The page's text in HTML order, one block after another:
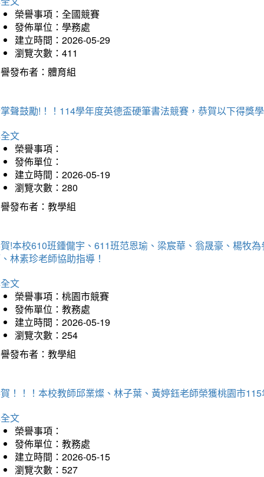
榮譽事項：全國競賽
發佈單位：學務處
建立時間：2026-05-29
瀏覽次數：411
發布者：體育組
聲鼓勵!！！114學年度英德盃硬筆書法競賽，恭賀以下得獎
文
榮譽事項：
發佈單位：
建立時間：2026-05-19
瀏覽次數：280
發布者：教學組
!本校610班鍾儱宇、611班范恩瑜、梁宸華、翁晟豪、楊牧
林素珍老師協助指導！
文
榮譽事項：桃園市競賽
發佈單位：教務處
建立時間：2026-05-19
瀏覽次數：254
發布者：教學組
！！！本校教師邱業燦、林子葉、黃婷鈺老師榮獲桃園市
文
榮譽事項：
發佈單位：教務處
建立時間：2026-05-15
瀏覽次數：527